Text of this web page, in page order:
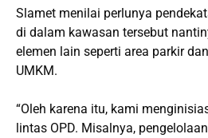
Slamet menilai perlunya
di dalam kawasan tersebut
elemen lain seperti area parkir
UMKM.
“Oleh karena itu, kami
lintas OPD. Misalnya,